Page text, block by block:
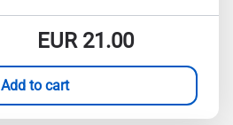
EUR21.00
Add to cart